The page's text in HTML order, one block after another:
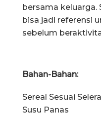
bersama keluarga.
bisa jadi referensi
sebelum
Bahan-Bahan:
Sereal Sesuai Selera
Susu Panas